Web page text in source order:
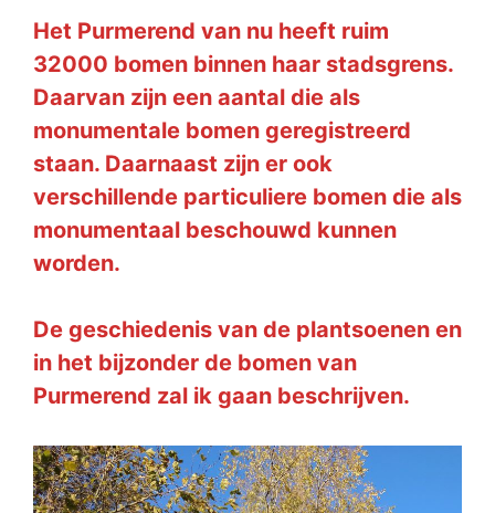
Het Purmerend van nu heeft ruim
32000 bomen binnen haar stadsgrens.
Daarvan zijn een aantal die als
monumentale bomen geregistreerd
staan. Daarnaast zijn er ook
verschillende particuliere bomen die als
monumentaal beschouwd kunnen
worden.
De geschiedenis van de plantsoenen en
in het bijzonder de bomen van
Purmerend zal ik gaan beschrijven.